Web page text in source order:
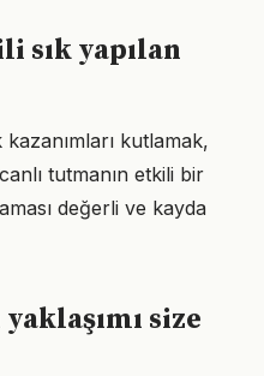
sık yapılan
kutlamak,
tutmanın etkili bir
değerli ve kayda
size